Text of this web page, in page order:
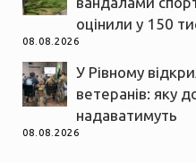
оцінили у 150
08.08.2026
У Рівному
ветеранів: яку
надаватимуть
08.08.2026